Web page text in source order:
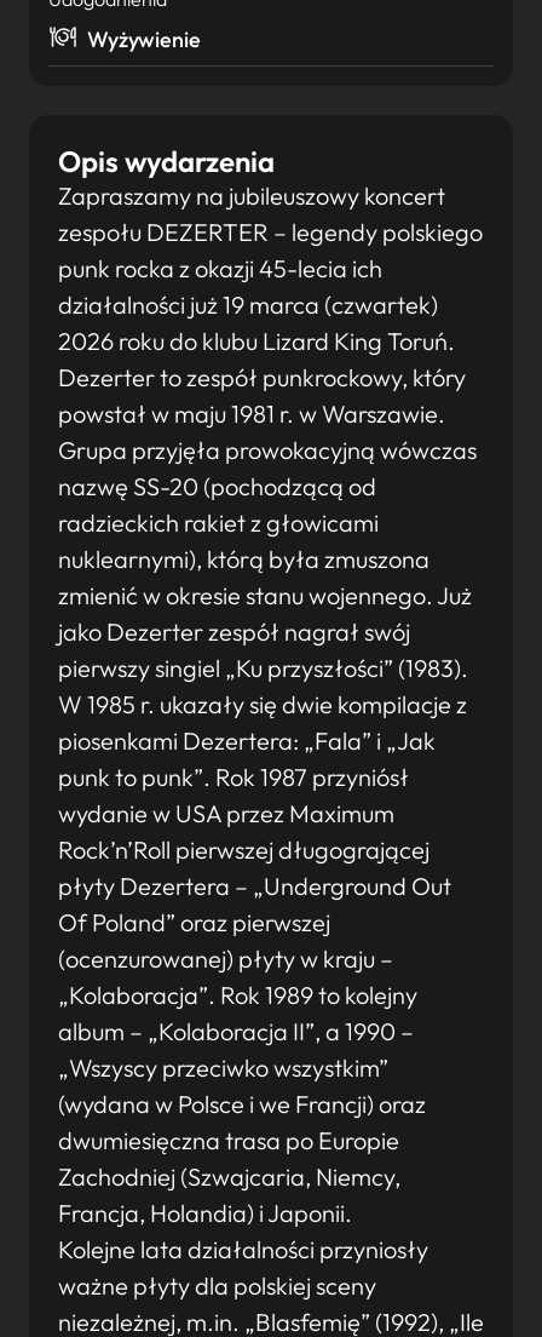
Opis wydarzenia
Zapraszamy na jubileuszowy koncert
zespołu DEZERTER – legendy polskiego
punk rocka z okazji 45-lecia ich
działalności już 19 marca (czwartek)
2026 roku do klubu Lizard King Toruń.
Dezerter to zespół punkrockowy, który
powstał w maju 1981 r. w Warszawie.
Grupa przyjęła prowokacyjną wówczas
nazwę SS-20 (pochodzącą od
radzieckich rakiet z głowicami
nuklearnymi), którą była zmuszona
zmienić w okresie stanu wojennego. Już
jako Dezerter zespół nagrał swój
pierwszy singiel „Ku przyszłości” (1983).
W 1985 r. ukazały się dwie kompilacje z
piosenkami Dezertera: „Fala” i „Jak
punk to punk”. Rok 1987 przyniósł
wydanie w USA przez Maximum
Rock’n’Roll pierwszej długogrającej
płyty Dezertera – „Underground Out
Of Poland” oraz pierwszej
(ocenzurowanej) płyty w kraju –
„Kolaboracja”. Rok 1989 to kolejny
album – „Kolaboracja II”, a 1990 –
„Wszyscy przeciwko wszystkim”
(wydana w Polsce i we Francji) oraz
dwumiesięczna trasa po Europie
Zachodniej (Szwajcaria, Niemcy,
Francja, Holandia) i Japonii.
Kolejne lata działalności przyniosły
ważne płyty dla polskiej sceny
niezależnej, m.in. „Blasfemię” (1992), „Ile
Wyżywienie